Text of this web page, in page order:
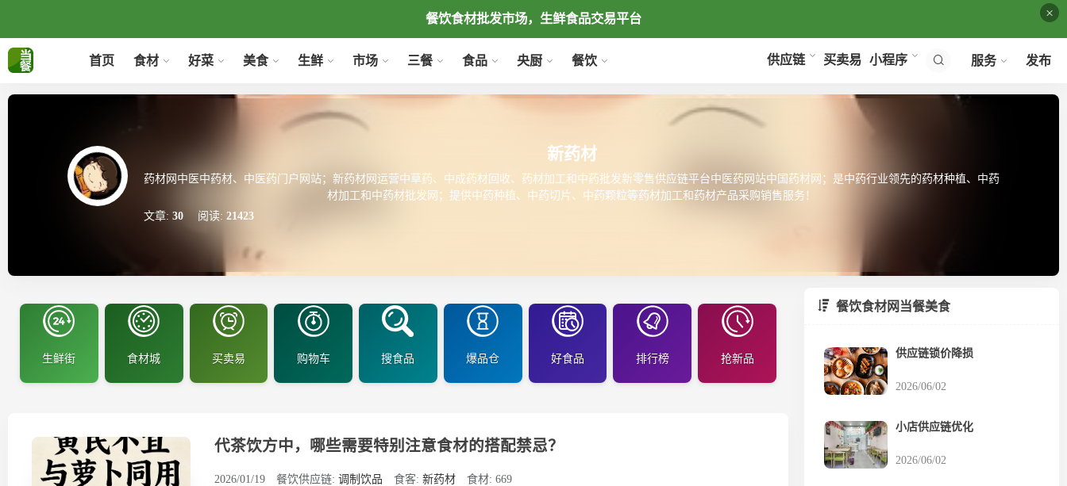
餐饮食材批发市场，生鲜食品交易平台 ×
首页 食材 好菜 美食 生鲜 市场 三餐 食品 央厨 餐饮 供应链 买卖易 小程序 服务 发布
新药材
药材网中医中药材、中医药门户网站；新药材网运营中草药、中成药材回收、药材加工和中药批发新零售供应链平台中医药网站中国药材网；是中药行业领先的药材种植、中药
材加工和中药材批发网；提供中药种植、中药切片、中药颗粒等药材加工和药材产品采购销售服务！
文章: 30 阅读: 21423
生鲜街 食材城 买卖易 购物车 搜食品 爆品仓 好食品 排行榜 抢新品
代茶饮方中，哪些需要特别注意食材的搭配禁忌？
2026/01/19 餐饮供应链: 调制饮品 食客: 新药材 食材: 669
餐饮食材网当餐美食
供应链锁价降损
2026/06/02
小店供应链优化
2026/06/02